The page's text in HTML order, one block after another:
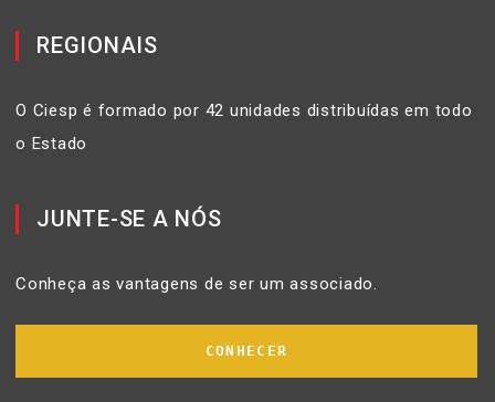
REGIONAIS
O Ciesp é formado por 42 unidades distribuídas em todo
o Estado
JUNTE-SE A NÓS
Conheça as vantagens de ser um associado.
CONHECER